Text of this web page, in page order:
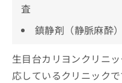
査
鎮静剤（静脈麻酔
生目台カリヨンクリニ
応しているクリニックで